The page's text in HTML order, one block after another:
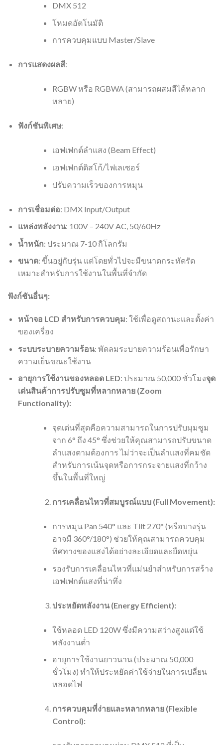
DMX 512
โหมดอัตโนมัติ
การควบคุมแบบ Master/Slave
การแสดงผลสี:
RGBW หรือ RGBWA (สามารถผสมสีได้หลาก
หลาย)
ฟังก์ชันพิเศษ:
เอฟเฟกต์ลำแสง (Beam Effect)
เอฟเฟกต์ดิสโก้/ไฟเลเซอร์
ปรับความเร็วของการหมุน
การเชื่อมต่อ: DMX Input/Output
แหล่งพลังงาน: 100V – 240V AC, 50/60Hz
น้ำหนัก: ประมาณ 7-10 กิโลกรัม
ขนาด: ขึ้นอยู่กับรุ่น แต่โดยทั่วไปจะมีขนาดกระทัดรัด
เหมาะสำหรับการใช้งานในพื้นที่จำกัด
ฟังก์ชันอื่นๆ:
หน้าจอ LCD สำหรับการควบคุม: ใช้เพื่อดูสถานะและตั้งค่า
ของเครื่อง
ระบบระบายความร้อน: พัดลมระบายความร้อนเพื่อรักษา
ความเย็นขณะใช้งาน
อายุการใช้งานของหลอด LED: ประมาณ 50,000 ชั่วโมงจุด
เด่นสินค้าการปรับซูมที่หลากหลาย (Zoom
Functionality):
จุดเด่นที่สุดคือความสามารถในการปรับมุมซูม
จาก 6° ถึง 45° ซึ่งช่วยให้คุณสามารถปรับขนาด
ลำแสงตามต้องการ ไม่ว่าจะเป็นลำแสงที่คมชัด
สำหรับการเน้นจุดหรือการกระจายแสงที่กว้าง
ขึ้นในพื้นที่ใหญ่
การเคลื่อนไหวที่สมบูรณ์แบบ (Full Movement):
การหมุน Pan 540° และ Tilt 270° (หรือบางรุ่น
อาจมี 360°/180°) ช่วยให้คุณสามารถควบคุม
ทิศทางของแสงได้อย่างละเอียดและยืดหยุ่น
รองรับการเคลื่อนไหวที่แม่นยำสำหรับการสร้าง
เอฟเฟกต์แสงที่น่าทึ่ง
ประหยัดพลังงาน (Energy Efficient):
ใช้หลอด LED 120W ซึ่งมีความสว่างสูงแต่ใช้
พลังงานต่ำ
อายุการใช้งานยาวนาน (ประมาณ 50,000
ชั่วโมง) ทำให้ประหยัดค่าใช้จ่ายในการเปลี่ยน
หลอดไฟ
การควบคุมที่ง่ายและหลากหลาย (Flexible
Control):